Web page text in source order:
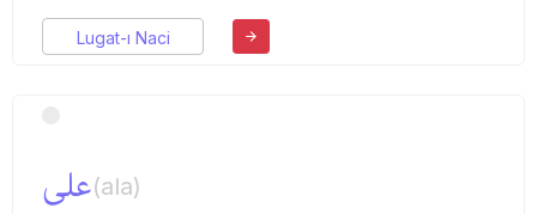
Lugat-ı Naci
علی(ala)